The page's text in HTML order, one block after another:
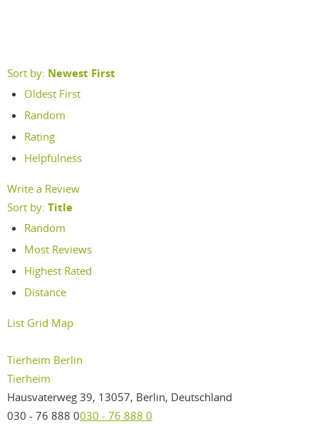
Sort by: Newest First
Oldest First
Random
Rating
Helpfulness
Write a Review
Sort by: Title
Random
Most Reviews
Highest Rated
Distance
List Grid Map
Tierheim Berlin
Tierheim
Hausvaterweg 39, 13057, Berlin, Deutschland
030 - 76 888 0030 - 76 888 0